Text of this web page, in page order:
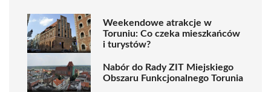
Weekendowe atrakcje w
Toruniu: Co czeka mieszkańców
i turystów?
Nabór do Rady ZIT Miejskiego
Obszaru Funkcjonalnego Torunia